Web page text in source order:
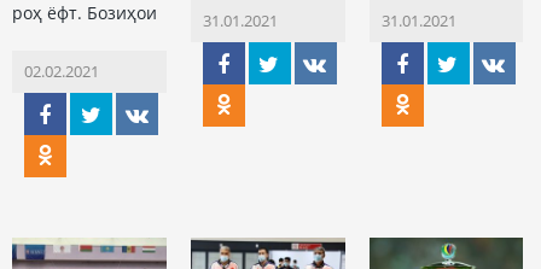
роҳ ёфт. Бозиҳои
02.02.2021
31.01.2021 31.01.2021